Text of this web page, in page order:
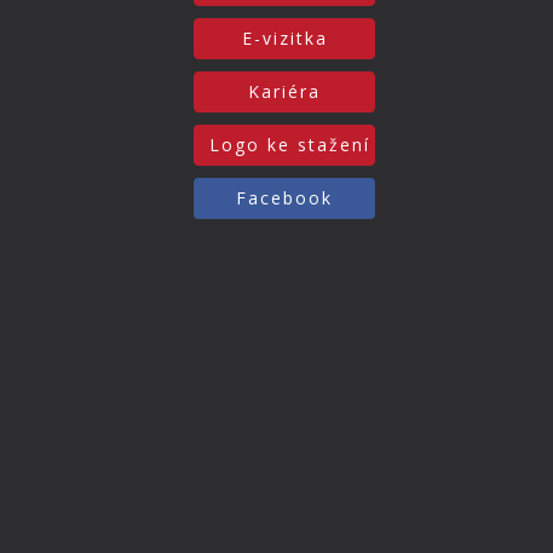
E-vizitka
Kariéra
Logo ke stažení
Facebook